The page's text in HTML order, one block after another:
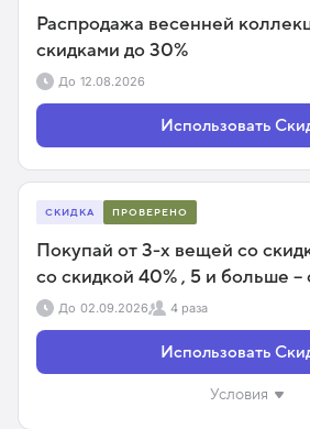
Распродажа весенней
скидками до 30%
До 12.08.2026
Использовать
СКИДКА ПРОВЕРЕНО
Покупай от 3-х вещей со
со скидкой 40% , 5 и больше –
До 02.09.2026 4 раза
Использовать
Условия